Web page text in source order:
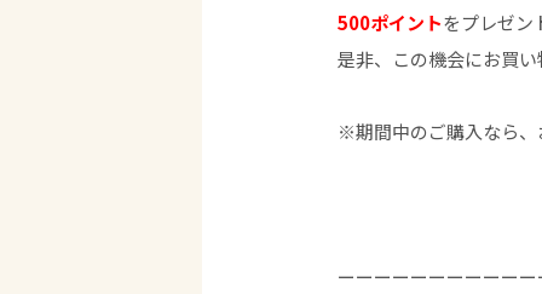
500ポイントをプレゼン
是非、この機会にお買
※期間中のご購入なら
ーーーーーーーーーー